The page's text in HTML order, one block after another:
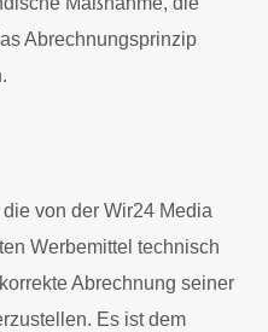
Abrechnungsprinzip
von der Wir24 Media
Werbemittel technisch
Abrechnung seiner
Es ist dem